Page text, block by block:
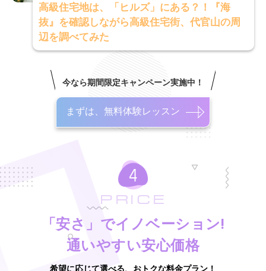
高級住宅地は、「ヒルズ」にある？！『海
抜』を確認しながら高級住宅街、代官山の周
辺を調べてみた
今なら期間限定キャンペーン実施中！
まずは、無料体験レッスン
PRICE
「安さ」でイノベーション!
通いやすい安心価格
希望に応じて選べる、おトクな料金プラン！